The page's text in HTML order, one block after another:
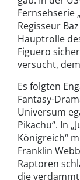
Fernsehserie
Regisseur
Hauptrolle
Figuero
versucht,
Es folgten
Fantasy-
Universum
Pikachu“. In
Königreich“
Franklin
Raptoren
die